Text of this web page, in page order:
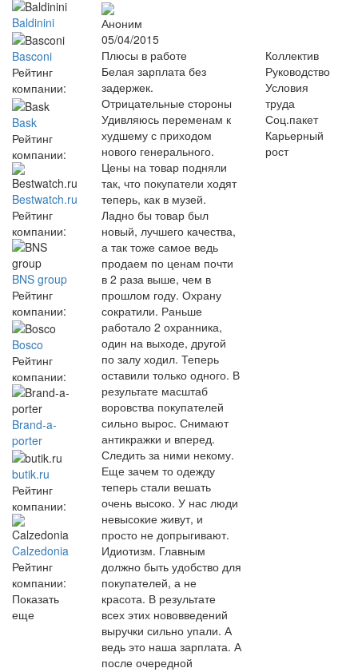
Baldinini
Basconi
Рейтинг
компании:
Bask
Рейтинг
компании:
Bestwatch.ru
Рейтинг
компании:
BNS group
Рейтинг
компании:
Bosco
Рейтинг
компании:
Brand-a-
porter
butik.ru
Рейтинг
компании:
Calzedonia
Рейтинг
компании:
Показать
еще
Аноним
05/04/2015
Плюсы в работе
Белая зарплата без
задержек.
Отрицательные стороны
Удивляюсь переменам к
худшему с приходом
нового генерального.
Цены на товар подняли
так, что покупатели ходят
теперь, как в музей.
Ладно бы товар был
новый, лучшего качества,
а так тоже самое ведь
продаем по ценам почти
в 2 раза выше, чем в
прошлом году. Охрану
сократили. Раньше
работало 2 охранника,
один на выходе, другой
по залу ходил. Теперь
оставили только одного. В
результате масштаб
воровства покупателей
сильно вырос. Снимают
антикражки и вперед.
Следить за ними некому.
Еще зачем то одежду
теперь стали вешать
очень высоко. У нас люди
невысокие живут, и
просто не допрыгивают.
Идиотизм. Главным
должно быть удобство для
покупателей, а не
красота. В результате
всех этих нововведений
выручки сильно упали. А
ведь это наша зарплата. А
после очередной
Коллектив
Руководство
Условия
труда
Соц.пакет
Карьерный
рост